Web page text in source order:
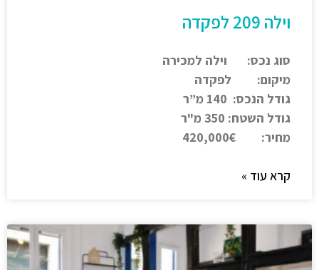
וילה 209 לפקדה
סוג נכס: וילה למכירה
מיקום: לפקדה
גודל הנכס: 140 מ”ר
גודל השטח: 350 מ"ר
מחיר: 420,000€
קרא עוד »